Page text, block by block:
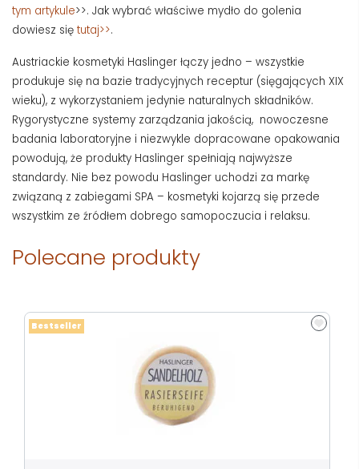
tym artykule>>. Jak wybrać właściwe mydło do golenia
dowiesz się tutaj>>.
Austriackie kosmetyki Haslinger łączy jedno – wszystkie
produkuje się na bazie tradycyjnych receptur (sięgających XIX
wieku), z wykorzystaniem jedynie naturalnych składników.
Rygorystyczne systemy zarządzania jakością, nowoczesne
badania laboratoryjne i niezwykle dopracowane opakowania
powodują, że produkty Haslinger spełniają najwyższe
standardy. Nie bez powodu Haslinger uchodzi za markę
związaną z zabiegami SPA – kosmetyki kojarzą się przede
wszystkim ze źródłem dobrego samopoczucia i relaksu.
Polecane produkty
Bestseller